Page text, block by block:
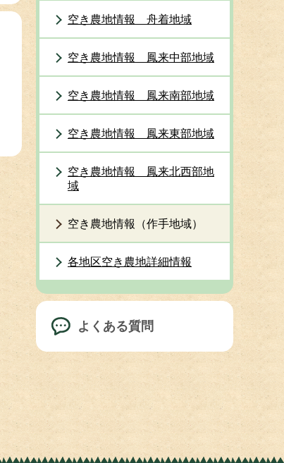
空き農地情報 舟着地域
空き農地情報 鳳来中部地域
空き農地情報 鳳来南部地域
空き農地情報 鳳来東部地域
空き農地情報 鳳来北西部地
域
空き農地情報（作手地域）
各地区空き農地詳細情報
よくある質問